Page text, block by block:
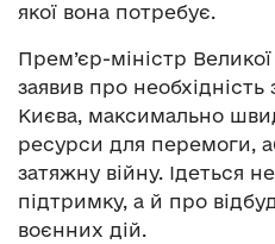
якої вона потребує.
Прем’єр-міністр
заявив про
Києва, максимально
ресурси для перемоги,
затяжну війну. Ідеться
підтримку, а й про
воєнних дій.